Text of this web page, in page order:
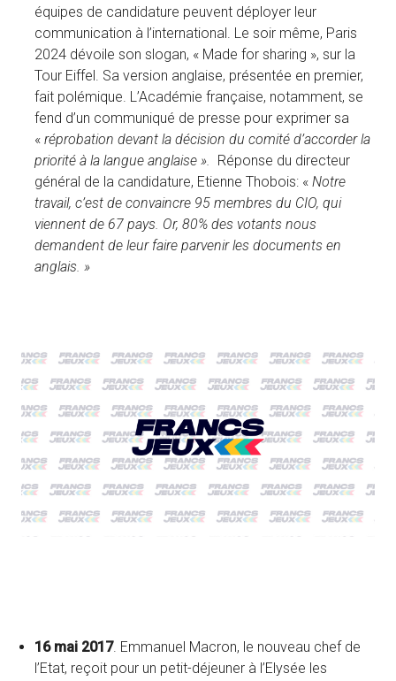
équipes de candidature peuvent déployer leur
communication à l’international. Le soir même, Paris
2024 dévoile son slogan, « Made for sharing », sur la
Tour Eiffel. Sa version anglaise, présentée en premier,
fait polémique. L’Académie française, notamment, se
fend d’un communiqué de presse pour exprimer sa
« réprobation devant la décision du comité d’accorder la
priorité à la langue anglaise ». Réponse du directeur
général de la candidature, Etienne Thobois: « Notre
travail, c’est de convaincre 95 membres du CIO, qui
viennent de 67 pays. Or, 80% des votants nous
demandent de leur faire parvenir les documents en
anglais. »
16 mai 2017. Emmanuel Macron, le nouveau chef de
l’Etat, reçoit pour un petit-déjeuner à l’Elysée les